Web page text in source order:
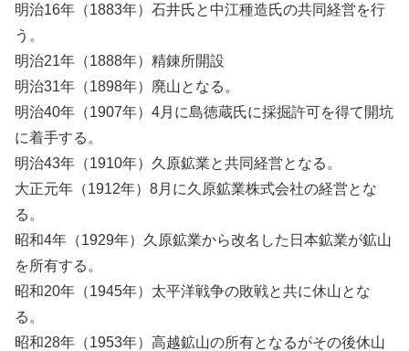
明治16年（1883年）石井氏と中江種造氏の共同経営を行
う。
明治21年（1888年）精錬所開設
明治31年（1898年）廃山となる。
明治40年（1907年）4月に島徳蔵氏に採掘許可を得て開坑
に着手する。
明治43年（1910年）久原鉱業と共同経営となる。
大正元年（1912年）8月に久原鉱業株式会社の経営とな
る。
昭和4年（1929年）久原鉱業から改名した日本鉱業が鉱山
を所有する。
昭和20年（1945年）太平洋戦争の敗戦と共に休山とな
る。
昭和28年（1953年）高越鉱山の所有となるがその後休山